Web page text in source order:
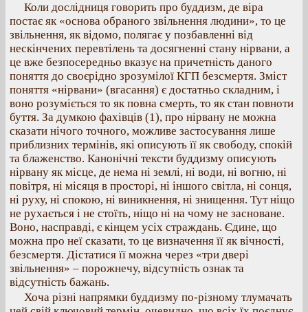
Коли дослідниця говорить про буддизм, де віра
постає як «основа обраного звільнення людини», то це
звільнення, як відомо, полягає у позбавленні від
нескінчених перевтілень та досягненні стану нірвани, а
це вже безпосередньо вказує на причетність даного
поняття до своєрідно зрозумілої КГП безсмертя. Зміст
поняття «нірвани» (вгасання) є достатньо складним, і
воно розуміється то як повна смерть, то як стан повноти
буття. За думкою фахівців (1), про нірвану не можна
сказати нічого точного, можливе застосування лише
приблизних термінів, які описують її як свободу, спокій
та блаженство. Канонічні тексти буддизму описують
нірвану як місце, де нема ні землі, ні води, ні вогню, ні
повітря, ні місяця в просторі, ні іншого світла, ні сонця,
ні руху, ні спокою, ні виникнення, ні знищення. Тут ніщо
не рухається і не стоїть, ніщо ні на чому не засноване.
Воно, насправді, є кінцем усіх страждань. Єдине, що
можна про неї сказати, то це визначення її як вічності,
безсмертя. Дістатися її можна через «три двері
звільнення» – порожнечу, відсутність ознак та
відсутність бажань.
Хоча різні напрямки буддизму по-різному тлумачать